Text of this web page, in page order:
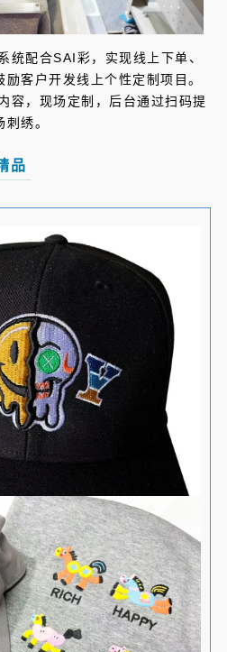
统配合SAI彩，实现线上下单、
客户开发线上个性定制项目。
容，现场定制，后台通过扫码提
绣。
品